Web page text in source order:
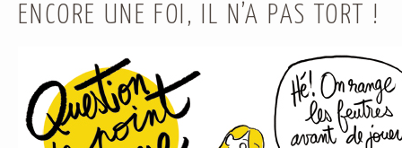
ENCORE UNE FOI, IL N’A PAS TORT !